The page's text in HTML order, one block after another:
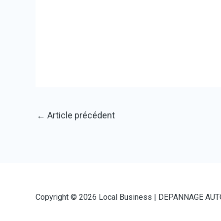
← Article précédent
Copyright © 2026 Local Business | DEPANNAGE